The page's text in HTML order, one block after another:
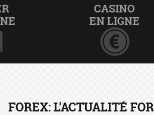
CASINO
EN LIGNE
FOREX: L'ACTUALITÉ